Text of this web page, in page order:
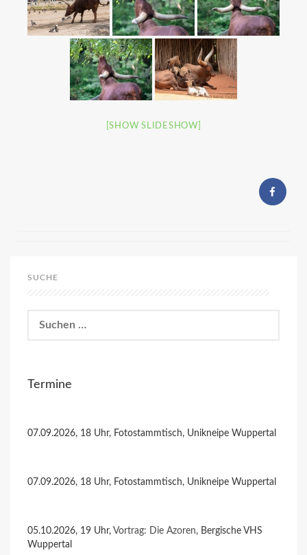
[SHOW SLIDESHOW]
SUCHE
nach:
Termine
07.09.2026, 18 Uhr, Fotostammtisch, Unikneipe Wuppertal
07.09.2026, 18 Uhr, Fotostammtisch, Unikneipe Wuppertal
05.10.2026, 19 Uhr, Vortrag: Die Azoren, Bergische VHS
Wuppertal